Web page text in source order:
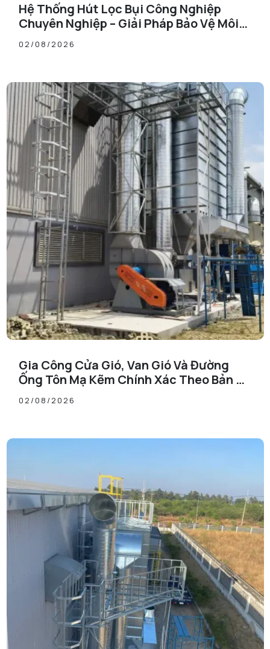
Hệ Thống Hút Lọc Bụi Công Nghiệp
Chuyên Nghiệp – Giải Pháp Bảo Vệ Môi
Trường Sản Xuất Hiệu Quả
02/08/2026
Gia Công Cửa Gió, Van Gió Và Đường
Ống Tôn Mạ Kẽm Chính Xác Theo Bản Vẽ
Thiết Kế
02/08/2026